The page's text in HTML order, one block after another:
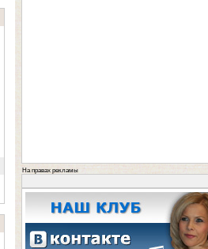
На правах рекламы